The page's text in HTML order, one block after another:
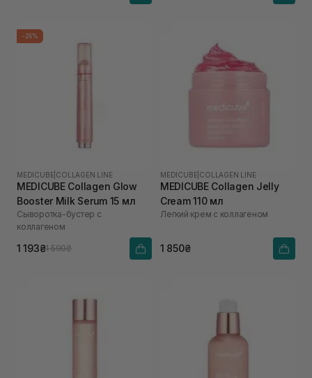
-25%
MEDICUBE COLLAGEN LINE
MEDICUBE Collagen Glow
Booster Milk Serum 15 мл
Сыворотка-бустер с
коллагеном
1 193₴1 590₴
MEDICUBE COLLAGEN LINE
MEDICUBE Collagen Jelly
Cream 110 мл
Легкий крем с коллагеном
1 850₴